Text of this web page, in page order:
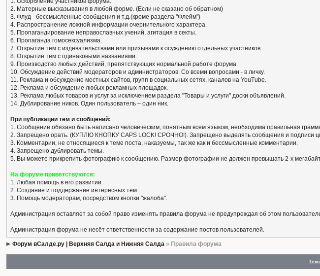
2. Матерные высказывания в любой форме. (Если не сказано об обратном)
3. Флуд - бессмысленные сообщения и т.д.(кроме раздела "Флейм")
4. Распространение ложной информации очернительного характера.
5. Пропагандирование неправославных учений, агитация в секты.
6. Пропаганда гомосексуализма.
7. Открытие тем с издевательствами или призывами к осуждению отдельных участников.
8. Открытие тем с одинаковыми названиями.
9. Производство любых действий, препятствующих нормальной работе форума.
10. Обсуждение действий модераторов и администраторов. Со всеми вопросами - в личку.
11. Реклама и обсуждение местных сайтов, групп в социальных сетях, каналов на YouTube.
12. Реклама и обсуждение любых рекламных площадок.
13. Реклама любых товаров и услуг за исключением раздела "Товары и услуги" доски объявлений.
14. Дублирование ников. Один пользователь – один ник.
При публикации тем и сообщений:
1. Сообщение обязано быть написано человеческим, понятным всем языком, необходима правильная
2. Запрещено орать. (КУПЛЮ КНОПКУ CAPS LOCK! СРОЧНО!). Запрещено выделять сообщения и подписи
3. Комментарии, не относящиеся к теме поста, наказуемы, так же как и бессмысленные комментарии.
4. Запрещено дублировать темы.
5. Вы можете прикрепить фотографию к сообщению. Размер фотографии не должен превышать 2-х
На форуме приветствуются:
1. Любая помощь в его развитии.
2. Создание и поддержание интересных тем.
3. Помощь модераторам, посредством кнопки "жалоба".
Администрация оставляет за собой право изменять правила форума не предупреждая об этом
Администрация форума не несёт ответственности за содержание постов пользователей.
Форум вСалде.ру | Верхняя Салда и Нижняя Салда » Правила форума